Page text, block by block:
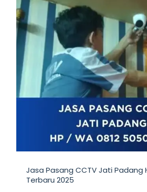
Jasa Pasang CCTV Jati Padang
Terbaru 2025